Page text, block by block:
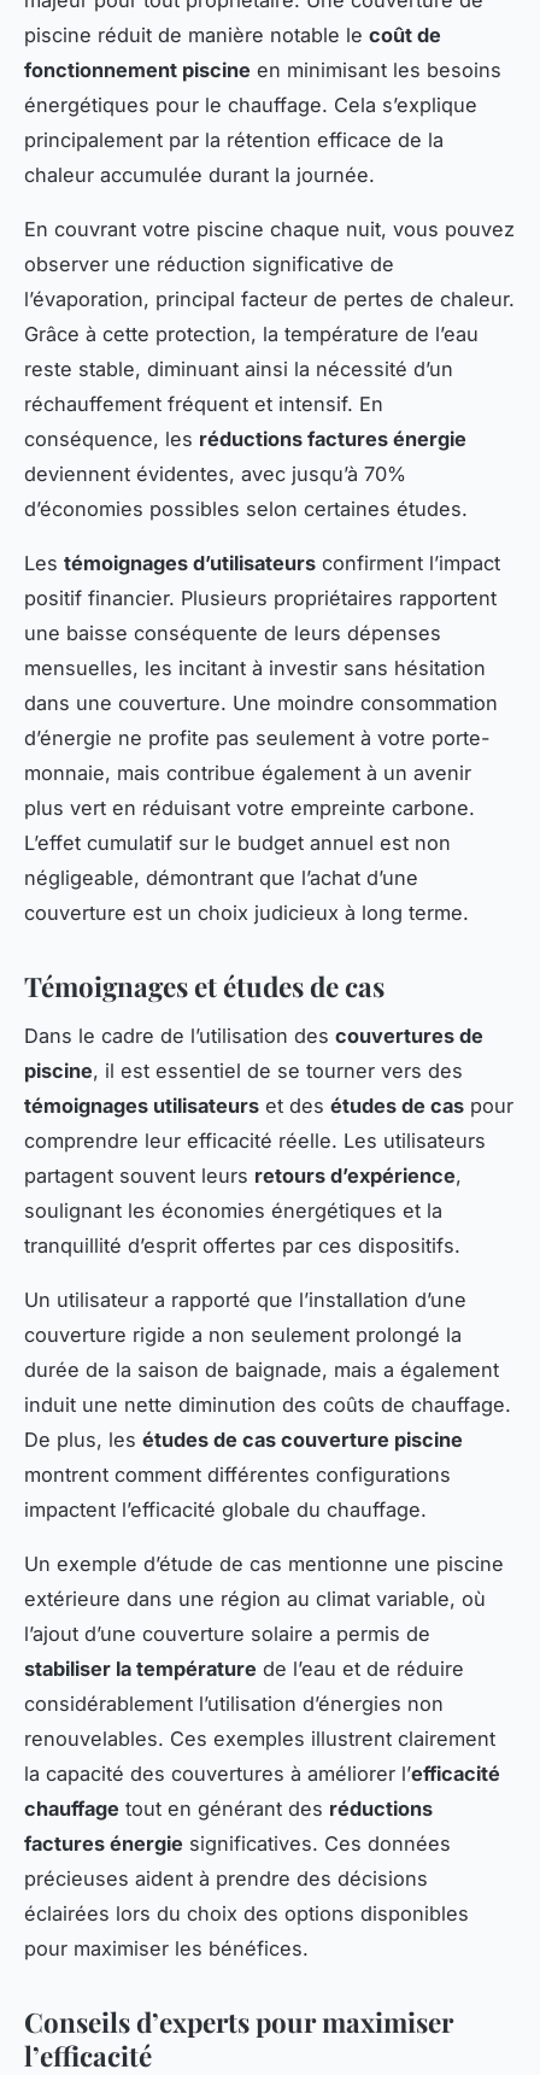
piscine réduit de manière notable le coût de
fonctionnement piscine en minimisant les besoins
énergétiques pour le chauffage. Cela s’explique
principalement par la rétention efficace de la
chaleur accumulée durant la journée.
En couvrant votre piscine chaque nuit, vous pouvez
observer une réduction significative de
l’évaporation, principal facteur de pertes de chaleur.
Grâce à cette protection, la température de l’eau
reste stable, diminuant ainsi la nécessité d’un
réchauffement fréquent et intensif. En
conséquence, les réductions factures énergie
deviennent évidentes, avec jusqu’à 70%
d’économies possibles selon certaines études.
Les témoignages d’utilisateurs confirment l’impact
positif financier. Plusieurs propriétaires rapportent
une baisse conséquente de leurs dépenses
mensuelles, les incitant à investir sans hésitation
dans une couverture. Une moindre consommation
d’énergie ne profite pas seulement à votre porte-
monnaie, mais contribue également à un avenir
plus vert en réduisant votre empreinte carbone.
L’effet cumulatif sur le budget annuel est non
négligeable, démontrant que l’achat d’une
couverture est un choix judicieux à long terme.
Témoignages et études de cas
Dans le cadre de l’utilisation des couvertures de
piscine, il est essentiel de se tourner vers des
témoignages utilisateurs et des études de cas pour
comprendre leur efficacité réelle. Les utilisateurs
partagent souvent leurs retours d’expérience,
soulignant les économies énergétiques et la
tranquillité d’esprit offertes par ces dispositifs.
Un utilisateur a rapporté que l’installation d’une
couverture rigide a non seulement prolongé la
durée de la saison de baignade, mais a également
induit une nette diminution des coûts de chauffage.
De plus, les études de cas couverture piscine
montrent comment différentes configurations
impactent l’efficacité globale du chauffage.
Un exemple d’étude de cas mentionne une piscine
extérieure dans une région au climat variable, où
l’ajout d’une couverture solaire a permis de
stabiliser la température de l’eau et de réduire
considérablement l’utilisation d’énergies non
renouvelables. Ces exemples illustrent clairement
la capacité des couvertures à améliorer l’efficacité
chauffage tout en générant des réductions
factures énergie significatives. Ces données
précieuses aident à prendre des décisions
éclairées lors du choix des options disponibles
pour maximiser les bénéfices.
Conseils d’experts pour maximiser
l’efficacité